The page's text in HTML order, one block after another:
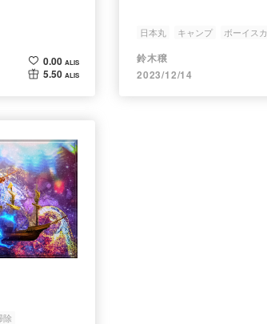
0.00 ALIS
5.50 ALIS
日本丸 キャンプ ボーイス
鈴木穣
2023/12/14
除